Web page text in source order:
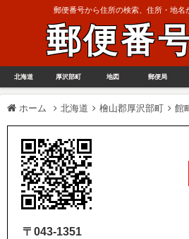
郵便番号から住所の検索、住所・地名
郵便番
北海道 厚沢部町 地図 郵便局
ホーム 北海道 檜山郡厚沢部町 館
〒043-1351